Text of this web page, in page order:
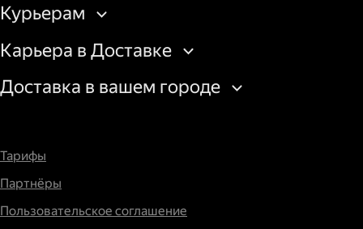
Курьерам
Карьера в Доставке
Доставка в вашем городе
Тарифы
Партнёры
Пользовательское соглашение